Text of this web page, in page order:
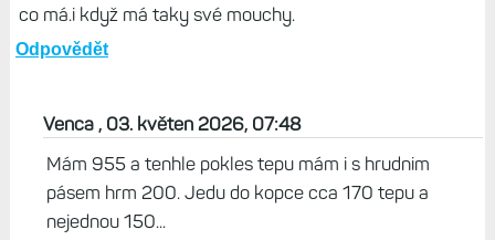
co má.i když má taky své mouchy.
Odpovědět
Venca , 03. květen 2026, 07:48
Mám 955 a tenhle pokles tepu mám i s hrudnim
pásem hrm 200. Jedu do kopce cca 170 tepu a
nejednou 150...